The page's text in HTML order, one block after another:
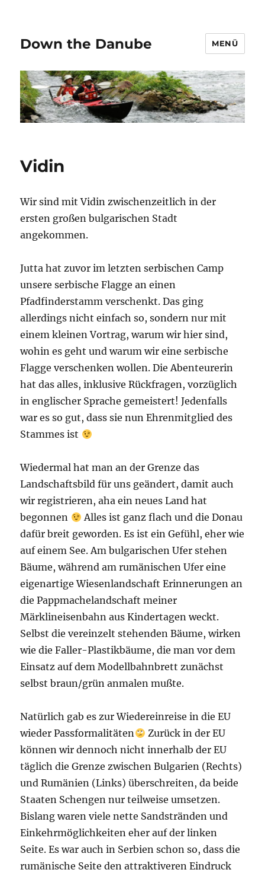
Down the Danube MENÜ
Vidin
Wir sind mit Vidin zwischenzeitlich in der
ersten großen bulgarischen Stadt
angekommen.
Jutta hat zuvor im letzten serbischen Camp
unsere serbische Flagge an einen
Pfadfinderstamm verschenkt. Das ging
allerdings nicht einfach so, sondern nur mit
einem kleinen Vortrag, warum wir hier sind,
wohin es geht und warum wir eine serbische
Flagge verschenken wollen. Die Abenteurerin
hat das alles, inklusive Rückfragen, vorzüglich
in englischer Sprache gemeistert! Jedenfalls
war es so gut, dass sie nun Ehrenmitglied des
Stammes ist
Wiedermal hat man an der Grenze das
Landschaftsbild für uns geändert, damit auch
wir registrieren, aha ein neues Land hat
begonnen
Alles ist ganz flach und die Donau
dafür breit geworden. Es ist ein Gefühl, eher wie
auf einem See. Am bulgarischen Ufer stehen
Bäume, während am rumänischen Ufer eine
eigenartige Wiesenlandschaft Erinnerungen an
die Pappmachelandschaft meiner
Märklineisenbahn aus Kindertagen weckt.
Selbst die vereinzelt stehenden Bäume, wirken
wie die Faller-Plastikbäume, die man vor dem
Einsatz auf dem Modellbahnbrett zunächst
selbst braun/grün anmalen mußte.
Natürlich gab es zur Wiedereinreise in die EU
wieder Passformalitäten
Zurück in der EU
können wir dennoch nicht innerhalb der EU
täglich die Grenze zwischen Bulgarien (Rechts)
und Rumänien (Links) überschreiten, da beide
Staaten Schengen nur teilweise umsetzen.
Bislang waren viele nette Sandstränden und
Einkehrmöglichkeiten eher auf der linken
Seite. Es war auch in Serbien schon so, dass die
rumänische Seite den attraktiveren Eindruck